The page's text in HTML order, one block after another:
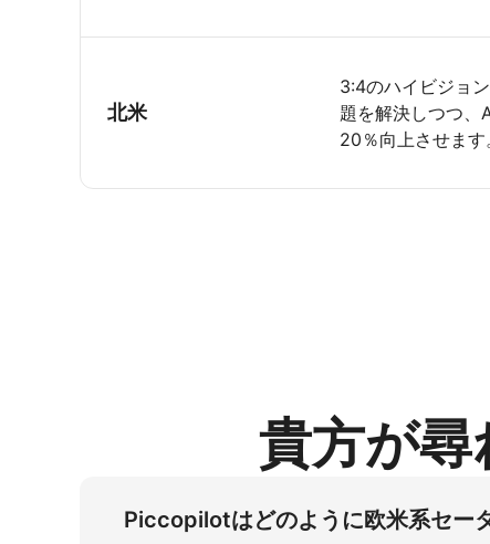
北米
3:4のハイビジョ
題を解決しつつ、
20％向上させます
貴方が
Piccopilotはどのように欧米系セー